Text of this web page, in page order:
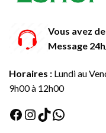
Vous avez
Message
Horaires : Lundi au
9h00 à 12h00
Facebook Instagram TikTok WhatsApp